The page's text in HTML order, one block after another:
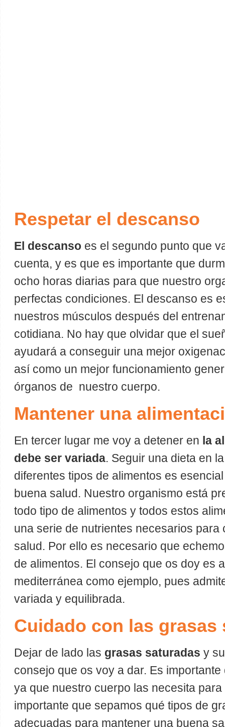
Respetar el descanso
El descanso es el segundo punto que
cuenta, y es que es importante que
ocho horas diarias para que nuestro
perfectas condiciones. El descanso es
nuestros músculos después del
cotidiana. No hay que olvidar que el
ayudará a conseguir una mejor
así como un mejor funcionamiento
órganos de nuestro cuerpo.
Mantener una
En tercer lugar me voy a detener en la
debe ser variada. Seguir una dieta en
diferentes tipos de alimentos es
buena salud. Nuestro organismo está
todo tipo de alimentos y todos estos
una serie de nutrientes necesarios para
salud. Por ello es necesario que
de alimentos. El consejo que os doy es
mediterránea como ejemplo, pues
variada y equilibrada.
Cuidado con las grasas
Dejar de lado las grasas saturadas y
consejo que os voy a dar. Es
ya que nuestro cuerpo las necesita
importante que sepamos qué tipos de
adecuadas para mantener una buena